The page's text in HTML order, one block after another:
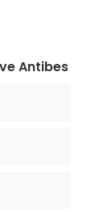
Antibes